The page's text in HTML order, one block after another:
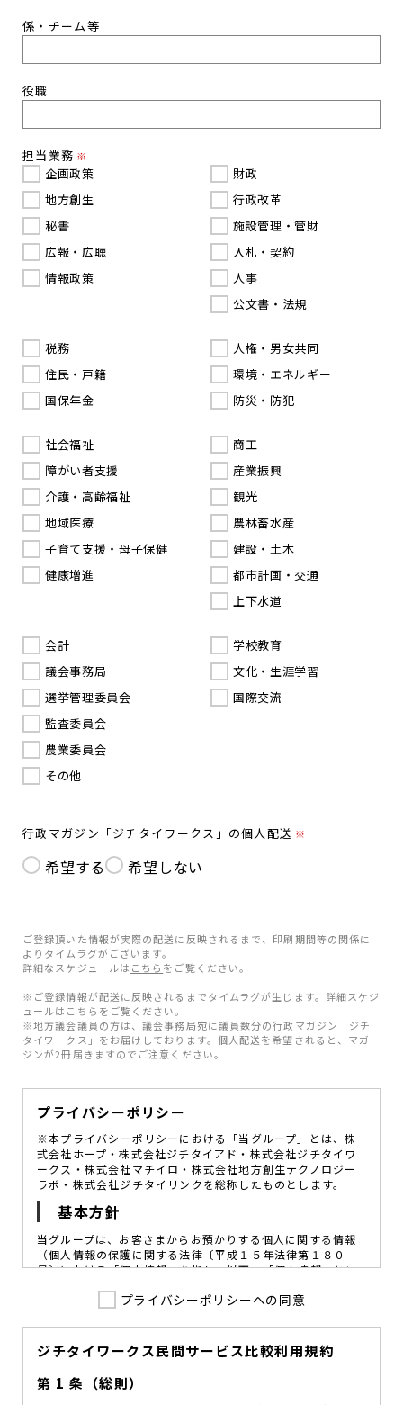
係・チーム等
役職
担当業務 ※
企画政策
地方創生
秘書
広報・広聴
情報政策
財政
行政改革
施設管理・管財
入札・契約
人事
公文書・法規
税務
住民・戸籍
国保年金
人権・男女共同
環境・エネルギー
防災・防犯
社会福祉
障がい者支援
介護・高齢福祉
地域医療
子育て支援・母子保健
健康増進
商工
産業振興
観光
農林畜水産
建設・土木
都市計画・交通
上下水道
会計
議会事務局
選挙管理委員会
監査委員会
農業委員会
その他
学校教育
文化・生涯学習
国際交流
行政マガジン「ジチタイワークス」の個人配送 ※
希望する 希望しない
ご登録頂いた情報が実際の配送に反映されるまで、印刷期間等の関係に
よりタイムラグがございます。
詳細なスケジュールは こちら をご覧ください。
※ご登録情報が配送に反映されるまでタイムラグが生じます。詳細スケジ
ュールはこちらをご覧ください。
※地方議会議員の方は、議会事務局宛に議員数分の行政マガジン「ジチ
タイワークス」をお届けしております。個人配送を希望されると、マガ
ジンが2冊届きますのでご注意ください。
プライバシーポリシー
※本プライバシーポリシーにおける「当グループ」とは、株
式会社ホープ・株式会社ジチタイアド・株式会社ジチタイワ
ークス・株式会社マチイロ・株式会社地方創生テクノロジー
ラボ・株式会社ジチタイリンクを総称したものとします。
基本方針
当グループは、お客さまからお預かりする個人に関する情報
（個人情報の保護に関する法律〔平成１５年法律第１８０
号〕における「個人情報」を指し、以下、「個人情報」とい
図ることが、重要な社会的責務であると考えております。
を定め、役員及び従業員に個人情報保護の重要性の認識と取
組みを徹底させることによって、個人情報の適切な取り扱い
に努めてまいります。
プライバシーポリシーへの同意
ジチタイワークス民間サービス比較利用規約
第 1 条（総則）